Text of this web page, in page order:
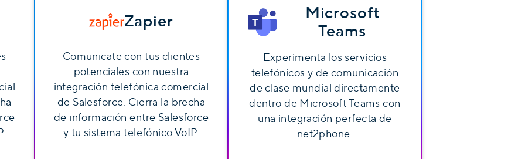
Zapier
Comunicate con tus clientes
potenciales con nuestra
integración telefónica comercial
de Salesforce. Cierra la brecha
de información entre Salesforce
y tu sistema telefónico VoIP.
Microsoft
Teams
Experimenta los servicios
telefónicos y de comunicación
de clase mundial directamente
dentro de Microsoft Teams con
una integración perfecta de
net2phone.